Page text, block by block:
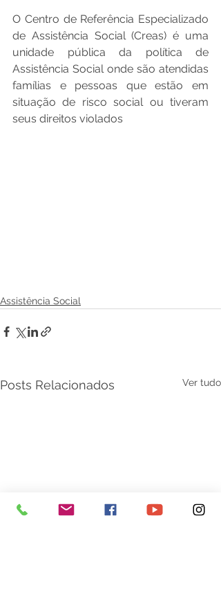
O Centro de Referência Especializado
de Assistência Social (Creas) é uma
unidade pública da política de
Assistência Social onde são atendidas
famílias e pessoas que estão em
situação de risco social ou tiveram
seus direitos violados
Assistência Social
Posts Relacionados Ver tudo